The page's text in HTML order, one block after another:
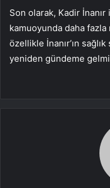
Son olarak, Kadir İnanır
kamuoyunda daha
özellikle İnanır’ın
yeniden gündeme